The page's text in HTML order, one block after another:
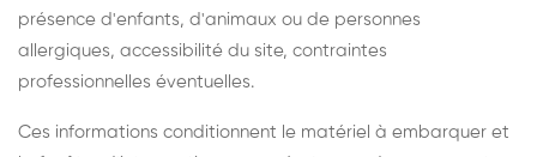
présence d'enfants, d'animaux ou de personnes
allergiques, accessibilité du site, contraintes
professionnelles éventuelles.
Ces informations conditionnent le matériel à embarquer et